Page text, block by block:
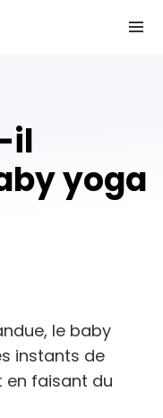
yoga
le baby
instants de
en faisant du